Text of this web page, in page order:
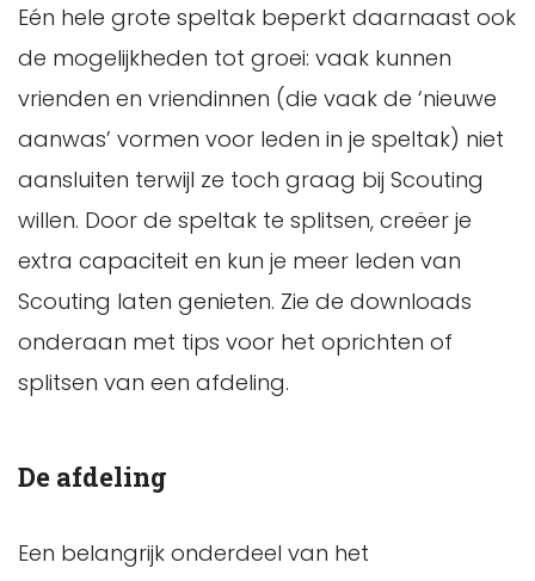
Eén hele grote speltak beperkt daarnaast ook
de mogelijkheden tot groei: vaak kunnen
vrienden en vriendinnen (die vaak de ‘nieuwe
aanwas’ vormen voor leden in je speltak) niet
aansluiten terwijl ze toch graag bij Scouting
willen. Door de speltak te splitsen, creëer je
extra capaciteit en kun je meer leden van
Scouting laten genieten. Zie de downloads
onderaan met tips voor het oprichten of
splitsen van een afdeling.
De afdeling
Een belangrijk onderdeel van het